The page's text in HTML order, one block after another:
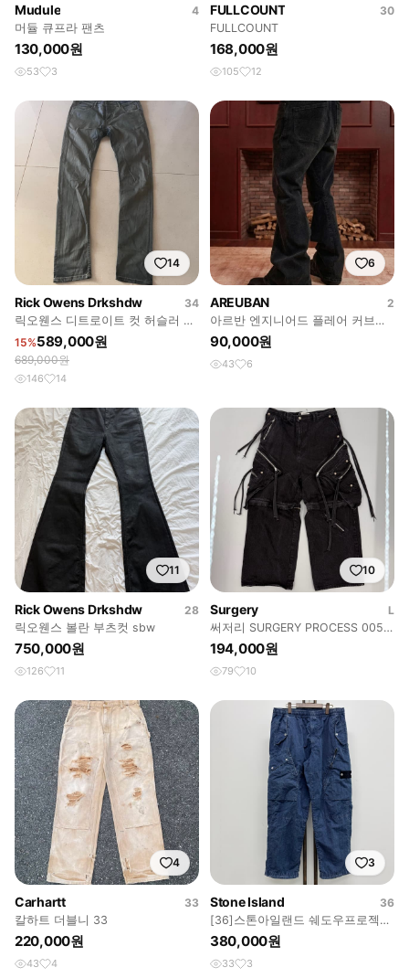
Mudule
4
머듈 큐프라 팬츠
130,000원
53 3
FULLCOUNT
30
FULLCOUNT
168,000원
105 12
14
Rick Owens Drkshdw
34
릭오웬스 디트로이트 컷 허슬러 데
님 팬츠
15%589,000원
689,000원
146 14
6
AREUBAN
2
아르반 엔지니어드 플레어 커브드
데님 팬츠 워시드 블랙
90,000원
43 6
11
Rick Owens Drkshdw
28
릭오웬스 볼란 부츠컷 sbw
750,000원
126 11
10
Surgery
L
써저리 SURGERY PROCESS 005
2way cargo pants
194,000원
79 10
4
Carhartt
33
칼하트 더블니 33
220,000원
43 4
3
Stone Island
36
[36]스톤아일랜드 쉐도우프로젝트
카고팬츠
380,000원
33 3